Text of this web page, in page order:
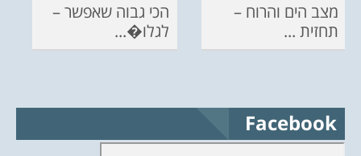
מצב הים והרוח –
תחזית ...
הכי גבוה שאפשר –
לגלו�...
Facebook